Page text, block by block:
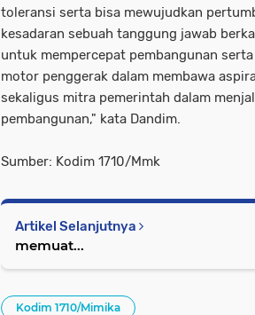
toleransi serta bisa mewujudkan
kesadaran sebuah tanggung jawab
untuk mempercepat pembangunan
motor penggerak dalam membawa
sekaligus mitra pemerintah dalam
pembangunan," kata Dandim.
Sumber: Kodim 1710/Mmk
Artikel Selanjutnya
memuat...
Kodim 1710/Mimika